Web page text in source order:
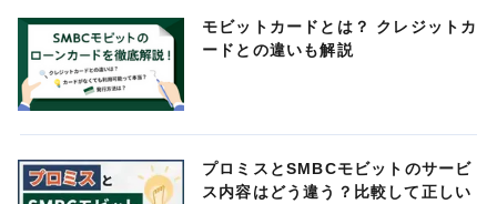
モビットカードとは？ クレジットカ
ードとの違いも解説
プロミスとSMBCモビットのサービ
ス内容はどう違う？比較して正しい